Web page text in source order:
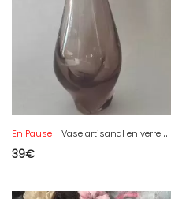
En Pause- Vase artisanal en verre fumé, années 1960
39€